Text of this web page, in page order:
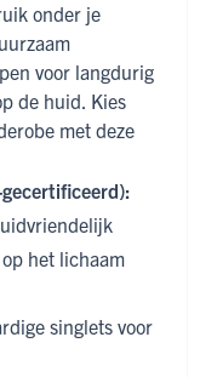
onder je
voor langdurig
de huid. Kies
met deze
het lichaam
singlets voor